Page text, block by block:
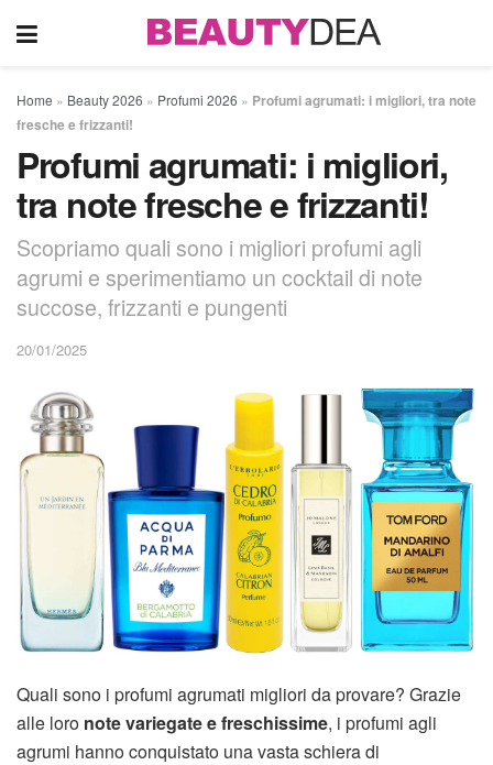
Home » Beauty 2026 » Profumi 2026 » Profumi agrumati: i migliori, tra note
fresche e frizzanti!
Profumi agrumati: i migliori,
tra note fresche e frizzanti!
Scopriamo quali sono i migliori profumi agli
agrumi e sperimentiamo un cocktail di note
succose, frizzanti e pungenti
20/01/2025
Quali sono i profumi agrumati migliori da provare? Grazie
alle loro note variegate e freschissime, i profumi agli
agrumi hanno conquistato una vasta schiera di